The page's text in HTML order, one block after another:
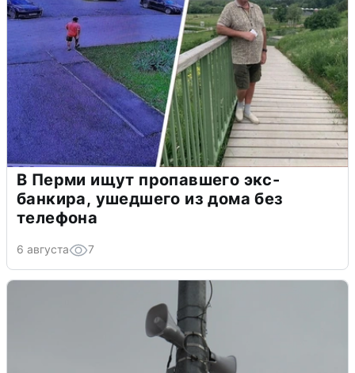
В Перми ищут пропавшего экс-
банкира, ушедшего из дома без
телефона
6 августа 7